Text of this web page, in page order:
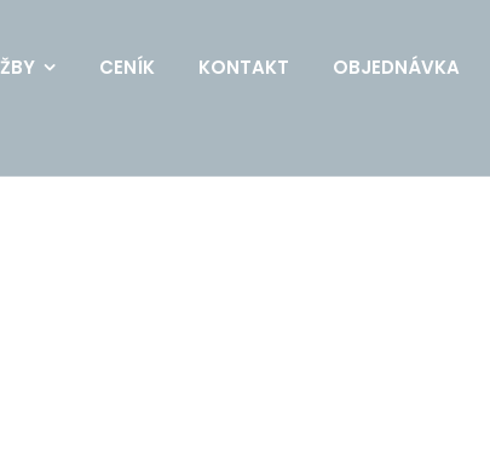
CENÍK KONTAKT OBJEDNÁVKA